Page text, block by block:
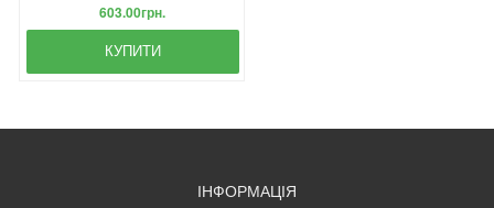
603.00грн.
КУПИТИ
ІНФОРМАЦІЯ